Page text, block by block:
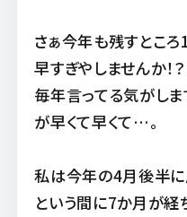
さぁ今年も残すところ
早すぎやしませんか！？
毎年言ってる気がし
が早くて早くて…。
私は今年の4月後半に
という間に7か月が経